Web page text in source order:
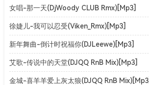
女唱-那一天(DjWoody CLUB Rmx)[Mp3]
徐婕儿-我可以忍受(Viken_Rmx)[Mp3]
新年舞曲-倒计时祝福你(DJLeewe)[Mp3]
艾歌-传说中的天堂(DJQQ RnB Mix)[Mp3]
金城-喜羊羊爱上灰太狼(DJQQ RnB Mix)[Mp3]